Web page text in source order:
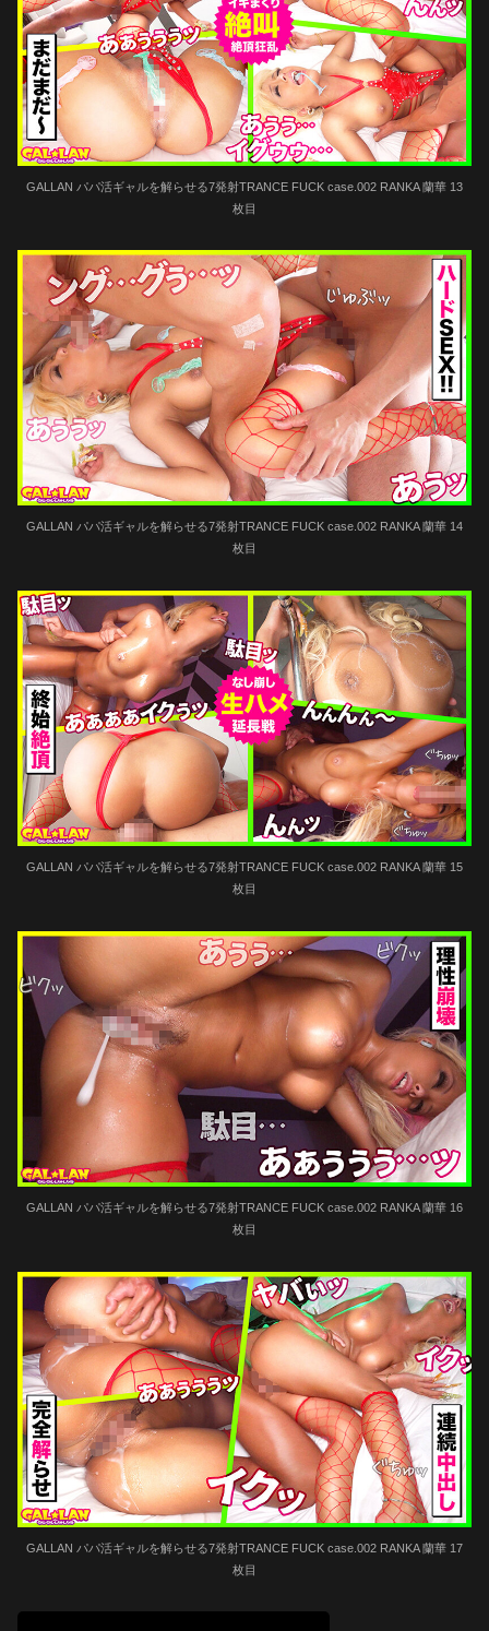
GALLAN パパ活ギャルを解らせる7発射TRANCE FUCK case.002 RANKA 蘭華 13
枚目
GALLAN パパ活ギャルを解らせる7発射TRANCE FUCK case.002 RANKA 蘭華 14
枚目
GALLAN パパ活ギャルを解らせる7発射TRANCE FUCK case.002 RANKA 蘭華 15
枚目
GALLAN パパ活ギャルを解らせる7発射TRANCE FUCK case.002 RANKA 蘭華 16
枚目
GALLAN パパ活ギャルを解らせる7発射TRANCE FUCK case.002 RANKA 蘭華 17
枚目